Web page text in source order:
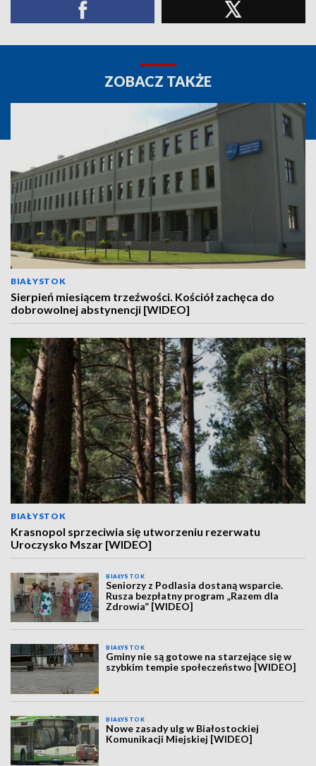
ZOBACZ TAKŻE
BIAŁYSTOK
Sierpień miesiącem trzeźwości. Kościół zachęca do
dobrowolnej abstynencji [WIDEO]
BIAŁYSTOK
Krasnopol sprzeciwia się utworzeniu rezerwatu
Uroczysko Mszar [WIDEO]
BIAŁYSTOK
Seniorzy z Podlasia dostaną wsparcie.
Rusza bezpłatny program „Razem dla
Zdrowia” [WIDEO]
BIAŁYSTOK
Gminy nie są gotowe na starzejące się w
szybkim tempie społeczeństwo [WIDEO]
BIAŁYSTOK
Nowe zasady ulg w Białostockiej
Komunikacji Miejskiej [WIDEO]